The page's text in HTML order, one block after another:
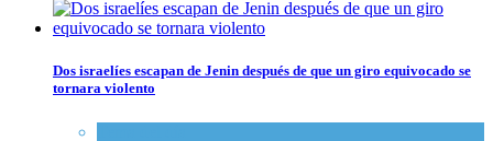
Dos israelíes escapan de Jenin después de que un giro equivocado se
tornara violento